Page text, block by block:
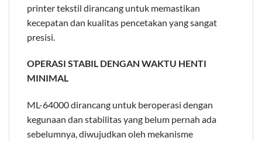
printer tekstil dirancang untuk memastikan
kecepatan dan kualitas pencetakan yang sangat
presisi.
OPERASI STABIL DENGAN WAKTU HENTI
MINIMAL
ML-64000 dirancang untuk beroperasi dengan
kegunaan dan stabilitas yang belum pernah ada
sebelumnya, diwujudkan oleh mekanisme